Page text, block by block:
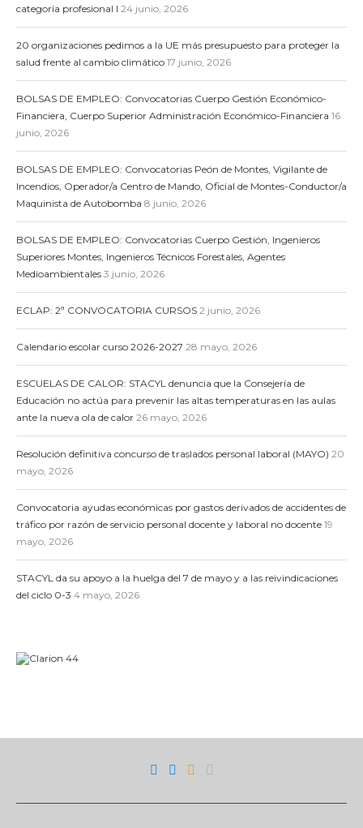
categoría profesional I 24 junio, 2026
20 organizaciones pedimos a la UE más presupuesto para proteger la
salud frente al cambio climático 17 junio, 2026
BOLSAS DE EMPLEO: Convocatorias Cuerpo Gestión Económico-
Financiera, Cuerpo Superior Administración Económico-Financiera 16
junio, 2026
BOLSAS DE EMPLEO: Convocatorias Peón de Montes, Vigilante de
Incendios, Operador/a Centro de Mando, Oficial de Montes-Conductor/a
Maquinista de Autobomba 8 junio, 2026
BOLSAS DE EMPLEO: Convocatorias Cuerpo Gestión, Ingenieros
Superiores Montes, Ingenieros Técnicos Forestales, Agentes
Medioambientales 3 junio, 2026
ECLAP: 2ª CONVOCATORIA CURSOS 2 junio, 2026
Calendario escolar curso 2026-2027 28 mayo, 2026
ESCUELAS DE CALOR: STACYL denuncia que la Consejería de
Educación no actúa para prevenir las altas temperaturas en las aulas
ante la nueva ola de calor 26 mayo, 2026
Resolución definitiva concurso de traslados personal laboral (MAYO) 20
mayo, 2026
Convocatoria ayudas económicas por gastos derivados de accidentes de
tráfico por razón de servicio personal docente y laboral no docente 19
mayo, 2026
STACYL da su apoyo a la huelga del 7 de mayo y a las reivindicaciones
del ciclo 0-3 4 mayo, 2026